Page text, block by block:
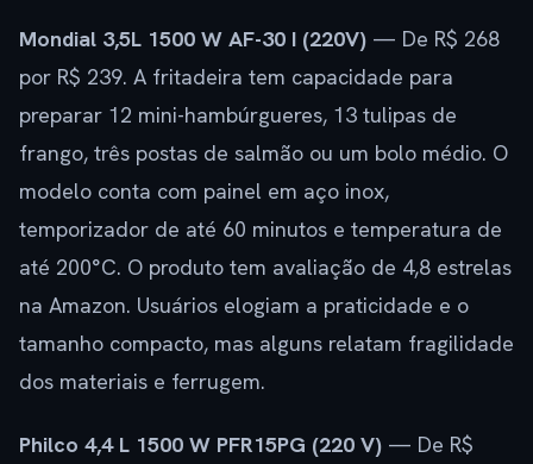
Mondial 3,5L 1500 W AF-30 I (220V) — De R$ 268
por R$ 239. A fritadeira tem capacidade para
preparar 12 mini-hambúrgueres, 13 tulipas de
frango, três postas de salmão ou um bolo médio. O
modelo conta com painel em aço inox,
temporizador de até 60 minutos e temperatura de
até 200°C. O produto tem avaliação de 4,8 estrelas
na Amazon. Usuários elogiam a praticidade e o
tamanho compacto, mas alguns relatam fragilidade
dos materiais e ferrugem.
Philco 4,4 L 1500 W PFR15PG (220 V) — De R$